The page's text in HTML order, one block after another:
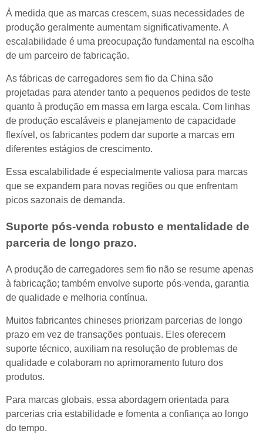
À medida que as marcas crescem, suas necessidades de
produção geralmente aumentam significativamente. A
escalabilidade é uma preocupação fundamental na escolha
de um parceiro de fabricação.
As fábricas de carregadores sem fio da China são
projetadas para atender tanto a pequenos pedidos de teste
quanto à produção em massa em larga escala. Com linhas
de produção escaláveis e planejamento de capacidade
flexível, os fabricantes podem dar suporte a marcas em
diferentes estágios de crescimento.
Essa escalabilidade é especialmente valiosa para marcas
que se expandem para novas regiões ou que enfrentam
picos sazonais de demanda.
Suporte pós-venda robusto e mentalidade de
parceria de longo prazo.
A produção de carregadores sem fio não se resume apenas
à fabricação; também envolve suporte pós-venda, garantia
de qualidade e melhoria contínua.
Muitos fabricantes chineses priorizam parcerias de longo
prazo em vez de transações pontuais. Eles oferecem
suporte técnico, auxiliam na resolução de problemas de
qualidade e colaboram no aprimoramento futuro dos
produtos.
Para marcas globais, essa abordagem orientada para
parcerias cria estabilidade e fomenta a confiança ao longo
do tempo.